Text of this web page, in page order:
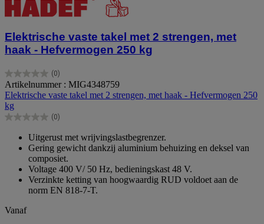
Elektrische vaste takel met 2 strengen, met
haak - Hefvermogen 250 kg
(0)
0.0
van
de
5
sterren.
Artikelnummer : MIG4348759
Elektrische vaste takel met 2 strengen, met haak - Hefvermogen 250
kg
(0)
0.0
sterren.
Uitgerust met wrijvingslastbegrenzer.
Gering gewicht dankzij aluminium behuizing en deksel van
composiet.
Voltage 400 V/ 50 Hz, bedieningskast 48 V.
Verzinkte ketting van hoogwaardig RUD voldoet aan de
norm EN 818-7-T.
Vanaf